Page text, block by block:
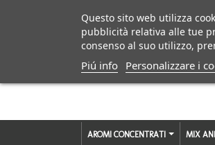
AROMI CONCENTRATI MIX
Questo sito web utilizza
pubblicità relativa alle tue
consenso al suo utilizzo,
Piú info Personalizzare i